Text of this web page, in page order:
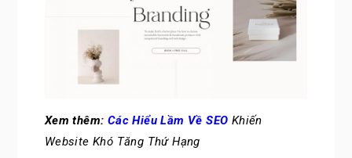
Xem thêm: Các Hiểu Lầm Về SEO Khiến
Website Khó Tăng Thứ Hạng